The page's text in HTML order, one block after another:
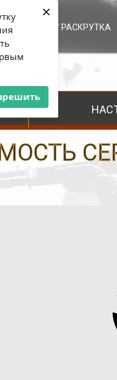
×
УСЛУГИ / РАСКРУТКА